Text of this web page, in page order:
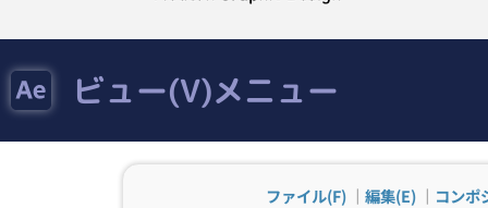
ビュー(V)メニュー
ファイル(F)｜ 編集(E)｜ コンポ